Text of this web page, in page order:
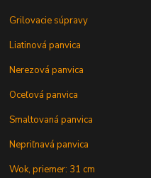
Grilovacie súpravy
Liatinová panvica
Nerezová panvica
Oceľová panvica
Smaltovaná panvica
Nepriľnavá panvica
Wok, priemer: 31 cm